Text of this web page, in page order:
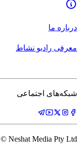
درباره ما
معرفی رادیو نشاط
شبکه‌های اجتماعی
© Neshat Media Pty Ltd